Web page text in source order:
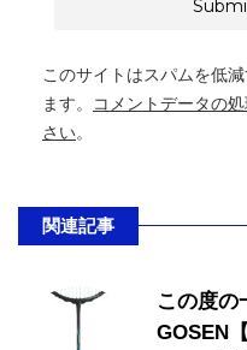
このサイトはスパムを低
ます。
コメントデータの
さい。
関連記事
この度の
GOSEN